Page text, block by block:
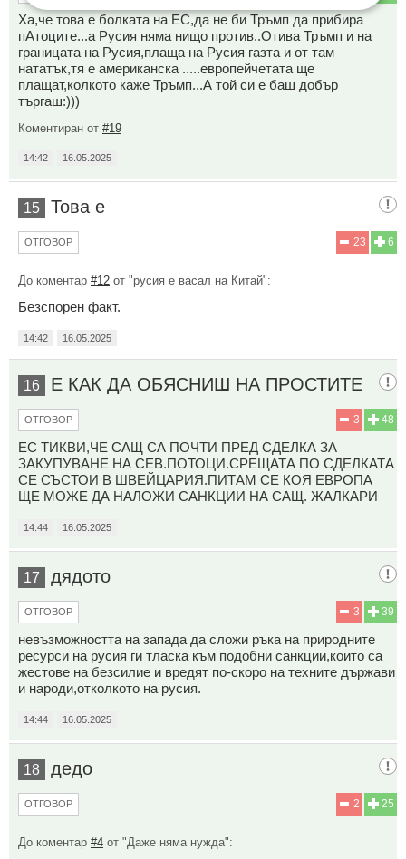
Ха,че това е болката на ЕС,да не би Тръмп да прибира
пАтоците...а Русия няма нищо против..Отива Тръмп и на
границата на Русия,плаща на Русия газта и от там
нататък,тя е американска .....европейчетата ще
плащат,колкото каже Тръмп...А той си е баш добър
търгаш:)))
Коментиран от #19
14:42 16.05.2025
15 Това е
6
23
ОТГОВОР
До коментар #12 от "русия е васал на Китай":
Безспорен факт.
14:42 16.05.2025
16 Е КАК ДА ОБЯСНИШ НА ПРОСТИТЕ
48
3
ОТГОВОР
ЕС ТИКВИ,ЧЕ САЩ СА ПОЧТИ ПРЕД СДЕЛКА ЗА
ЗАКУПУВАНЕ НА СЕВ.ПОТОЦИ.СРЕЩАТА ПО СДЕЛКАТА
СЕ СЪСТОИ В ШВЕЙЦАРИЯ.ПИТАМ СЕ КОЯ ЕВРОПА
ЩЕ МОЖЕ ДА НАЛОЖИ САНКЦИИ НА САЩ. ЖАЛКАРИ
14:44 16.05.2025
17 дядото
39
3
ОТГОВОР
невъзможността на запада да сложи ръка на природните
ресурси на русия ги тласка към подобни санкции,които са
жестове на безсилие и вредят по-скоро на техните държави
и народи,отколкото на русия.
14:44 16.05.2025
18 дедо
25
2
ОТГОВОР
До коментар #4 от "Даже няма нужда":